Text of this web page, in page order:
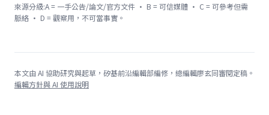
來源分級:A = 一手公告/論文/官方文件 · B = 可信媒體 · C = 可參考但需
脈絡 · D = 觀察用，不可當事實。
本文由 AI 協助研究與起草，矽基前沿編輯部編修，總編輯廖玄同審閱定稿。
編輯方針與 AI 使用說明